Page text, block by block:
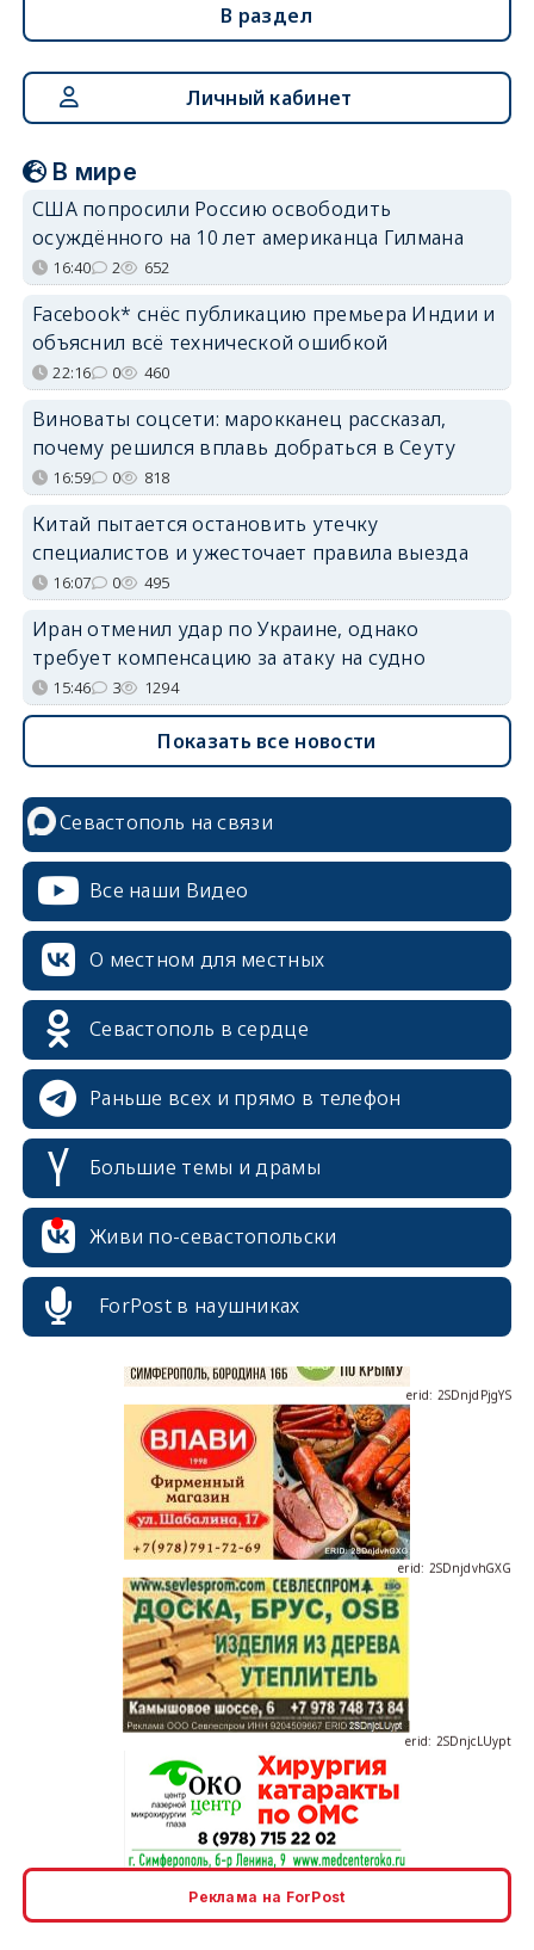
В раздел
Личный кабинет
В мире
США попросили Россию освободить
осуждённого на 10 лет американца Гилмана
16:40 2 652
Facebook* снёс публикацию премьера Индии и
объяснил всё технической ошибкой
22:16 0 460
Виноваты соцсети: марокканец рассказал,
почему решился вплавь добраться в Сеуту
16:59 0 818
Китай пытается остановить утечку
специалистов и ужесточает правила выезда
16:07 0 495
Иран отменил удар по Украине, однако
требует компенсацию за атаку на судно
15:46 3 1294
Показать все новости
Севастополь на связи
Все наши Видео
О местном для местных
Севастополь в сердце
Раньше всех и прямо в телефон
Большие темы и драмы
Живи по-севастопольски
ForPost в наушниках
erid: 2SDnjcrDNw6
erid: 2SDnjdvhGXG
erid: 2SDnjcLUypt
erid: 2SDnjcrDNw6
Реклама на ForPost